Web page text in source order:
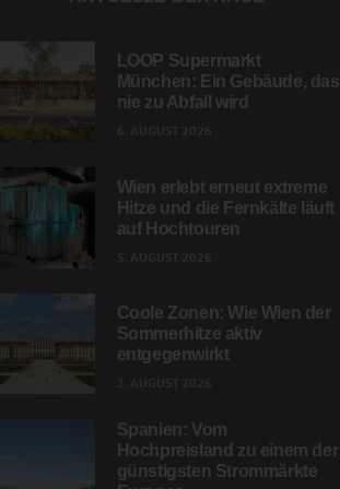
LOOP Supermarkt
München: Ein Gebäude, das
nie zu Abfall wird
Wien erlebt erneut extreme
Hitze und die Fernkälte läuft
auf Hochtouren
Coole Zonen: Wie Wien der
Sommerhitze aktiv
entgegenwirkt
Spanien: Vom
Hochpreisland zu einem der
günstigsten Strommärkte